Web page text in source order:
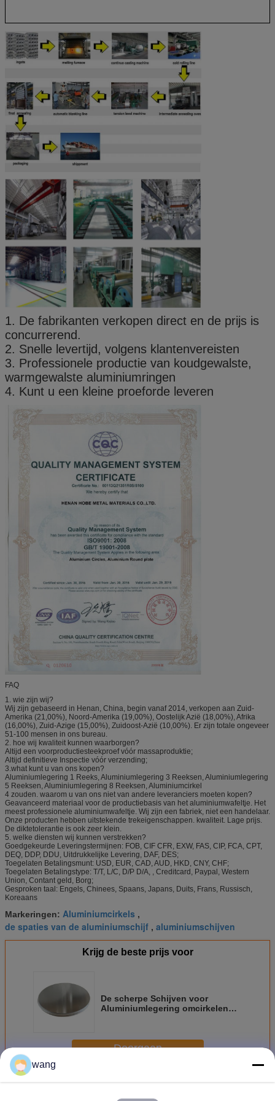
1. De fabrikanten verkopen direct en de prijs is
concurrerend.
2. Snelle levertijd, volgens klantenvereisten
3. Professionele productie van koudgewalste,
warmgewalste aluminiumringen
4. Kunt u een kleine proeforde leveren
FAQ
1. wie zijn wij?
Wij zijn gebaseerd in Henan, China, begin vanaf 2014, verkopen aan Zuid-
Amerika (21,00%), Noord-Amerika (19,00%), Oostelijk Azië (18,00%), Afrika
(16,00%), Zuid-Azige (15,00%), Zuidoost-Azië (10,00%). Er zijn totale ongeveer
51-100 mensen in ons bureau.
2. hoe wij kwaliteit kunnen waarborgen?
Altijd een voorproductiesteekproef vóór massaproduktie;
Altijd definitieve Inspectie vóór verzending;
3.what kunt u van ons kopen?
Aluminiumlegering 1 Reeks, Aluminiumlegering 3 Reeksen, Aluminiumlegering
5 Reeksen, Aluminiumlegering 8 Reeksen, Aluminiumcirkel
4 zouden. waarom u van ons niet van andere leveranciers moeten kopen?
Geavanceerd materiaal voor de productiebasis van het aluminiumwafeltje. Het
meest professionele aluminiumwafeltje. Wij zijn een fabriek, niet een handelaar.
Onze producten hebben uitstekende trekeigenschappen. kwaliteit. Lage prijs.
De diktetolerantie is ook zeer klein.
5. welke diensten wij kunnen verstrekken?
Goedgekeurde Leveringstermijnen: FOB, CIF CFR, EXW, FAS, CIP, FCA, CPT,
DEQ, DDP, DDU, Uitdrukkelijke Levering, DAF, DES;
Toegelaten Betalingsmunt: USD, EUR, CAD, AUD, HKD, CNY, CHF;
Toegelaten Betalingstype: T/T, L/C, D/P D/A, , Creditcard, Paypal, Western
Union, Contant geld, Borg;
Gesproken taal: Engels, Chinees, Spaans, Japans, Duits, Frans, Russisch,
Koreaans
Markeringen: Aluminiumcirkels ,
de spaties van de aluminiumschijf , aluminiumschijven
Krijg de beste prijs voor
De scherpe Schijven voor
Aluminiumlegering omcirkelen
Doorgaan
MeerAluminium om Cirkel
wang